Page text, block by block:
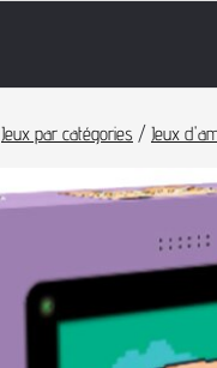
Jeux par catégories / Jeux